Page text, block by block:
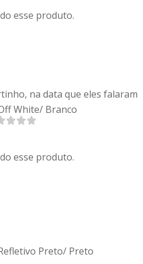
esse produto.
na data que eles falaram
White/ Branco
esse produto.
Preto/ Preto